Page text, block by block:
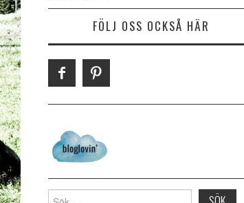
FÖLJ OSS OCKSÅ HÄR
Search for: